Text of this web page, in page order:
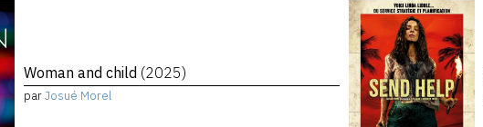
Woman and child (2025)
parJosué Morel